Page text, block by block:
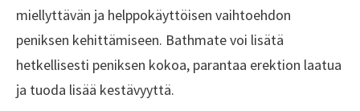
miellyttävän ja helppokäyttöisen vaihtoehdon
peniksen kehittämiseen. Bathmate voi lisätä
hetkellisesti peniksen kokoa, parantaa erektion laatua
ja tuoda lisää kestävyyttä.